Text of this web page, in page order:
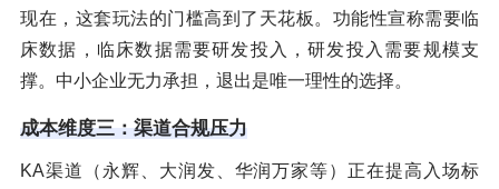
现在，这套玩法的门槛高到了天花板。功能性宣称需要临
床数据，临床数据需要研发投入，研发投入需要规模支
撑。中小企业无力承担，退出是唯一理性的选择。
成本维度三：渠道合规压力
KA渠道（永辉、大润发、华润万家等）正在提高入场标